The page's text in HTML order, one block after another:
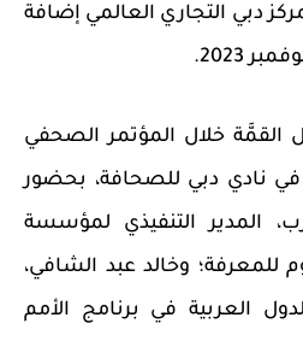
إضافة
2023
.
القمَّة خلال المؤتمر الصحفي
في نادي دبي للصحافة، بحضور
المدير التنفيذي لمؤسسة
وخالد عبد الشافي،
العربية في برنامج الأمم